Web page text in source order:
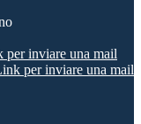
per inviare una mail
per inviare una mail